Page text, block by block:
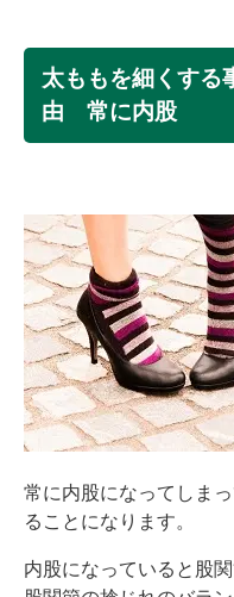
太ももを細くする
由 常に内股
常に内股になってしま
ることになります。
内股になっていると股